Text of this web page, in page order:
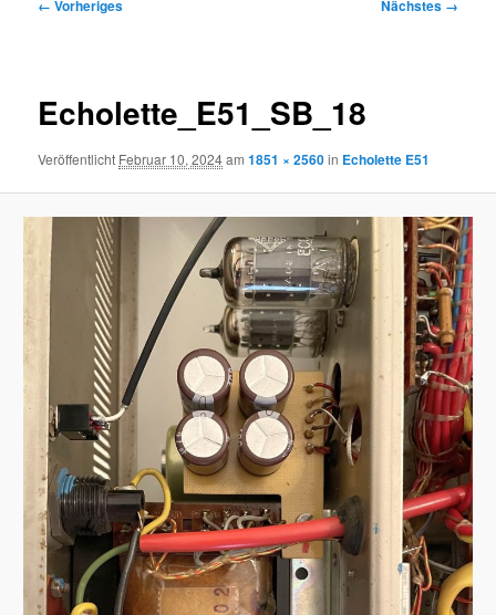
← Vorheriges Nächstes →
Echolette_E51_SB_18
Veröffentlicht Februar 10, 2024am1851 × 2560in Echolette E51